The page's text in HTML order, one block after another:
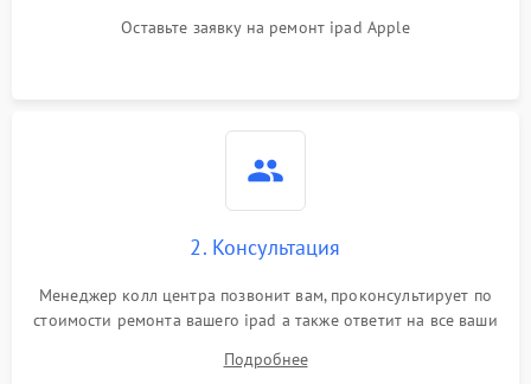
Оставьте заявку на ремонт ipad Apple
2. Консультация
Менеджер колл центра позвонит вам, проконсультирует по
стоимости ремонта вашего ipad а также ответит на все ваши
Подробнее